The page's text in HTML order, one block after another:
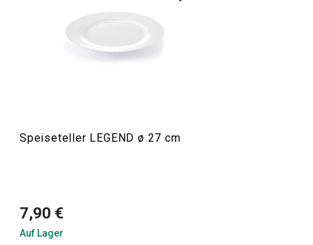
gefertigt. Wir haben sie mit einem breiten Rand und einer
weißen Glasur versehen. Passend dazu können Sie aus
hochwertigem TESCOMA-Edelstahlbesteck
Speiseteller LEGEND ø 27 cm
7,90 €
Auf Lager